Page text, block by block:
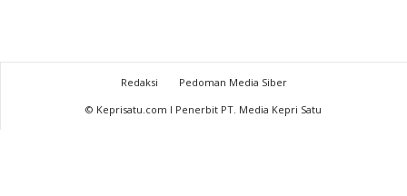
Redaksi
Pedoman Media Siber
© Keprisatu.com I Penerbit PT. Media Kepri Satu